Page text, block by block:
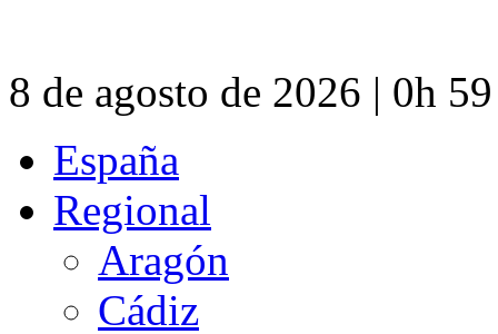
8 de agosto de 2026 | 0h
España
Regional
Aragón
Cádiz